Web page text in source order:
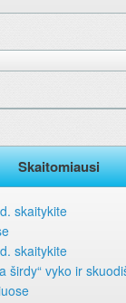
Skaitomiausi
skaitykite
skaitykite
širdy“ vyko ir